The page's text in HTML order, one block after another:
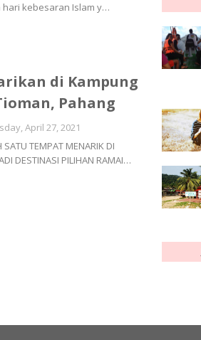
kebesaran Islam y…
di Kampung
Pahang
April 27, 2021
TEMPAT MENARIK DI
DESTINASI PILIHAN RAMAI…